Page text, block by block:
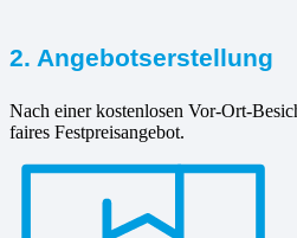
2. Angebotserstellung
Nach einer kostenlosen Vor-Ort-
faires Festpreisangebot.